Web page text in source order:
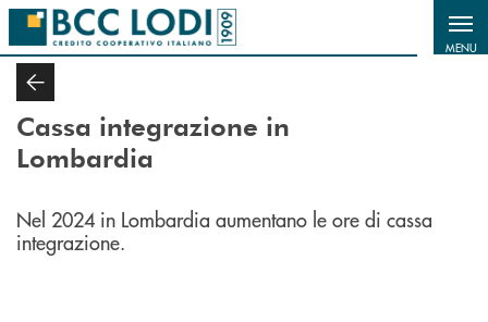
Salta al contenuto principale
MENU
Cassa integrazione in
Lombardia
Nel 2024 in Lombardia aumentano le ore di cassa
integrazione.